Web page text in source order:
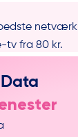
netværk
tv fra 80 kr.
Data